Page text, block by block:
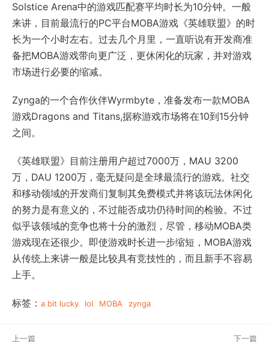
Solstice Arena中的游戏匹配赛平均时长为10分钟。一般
来讲，目前最流行的PC平台MOBA游戏《英雄联盟》的时
长为一个小时左右。过去几个月里，一直听说有开发商准
备把MOBA游戏带向更广泛，更休闲化的玩家，并对游戏
市场进行必要的缩减。
Zynga的一个合作伙伴Wyrmbyte，准备发布一款MOBA
游戏Dragons and Titans,据称游戏市场将在10到15分钟
之间。
《英雄联盟》目前注册用户超过7000万，MAU 3200
万，DAU 1200万，毫无疑问是全球最流行的游戏。社交
和移动领域的开发商们复制其免费模式并将该玩法休闲化
的努力是有意义的，不过能否成功仍待时间的检验。不过
似乎该领域的竞争也将十分的激烈，尽管，移动MOBA类
游戏现在还很少。即使游戏时长进一步缩短，MOBA游戏
从传统上来讲一般是比较具有竞技性的，而且新手不容易
上手。
标签： a bit lucky lol MOBA zynga
上一篇 下一篇